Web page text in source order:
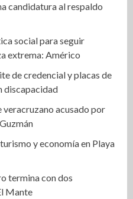
candidatura al respaldo
social para seguir
extrema: Américo
de credencial y placas de
discapacidad
veracruzano acusado por
y economía en Playa
termina con dos
Mante